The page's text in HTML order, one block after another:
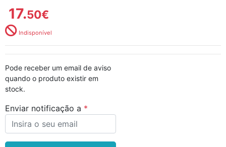
17.50€
Indisponível
Pode receber um email de aviso
quando o produto existir em
stock.
Enviar notificação a